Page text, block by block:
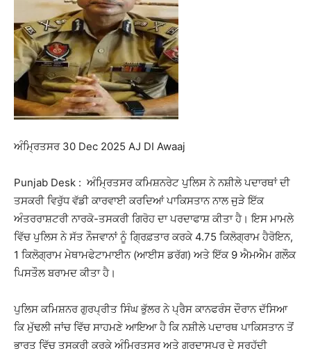
ਅੰਮ੍ਰਿਤਸਰ 30 Dec 2025 AJ DI Awaaj
Punjab Desk : ਅੰਮ੍ਰਿਤਸਰ ਕਮਿਸ਼ਨਰੇਟ ਪੁਲਿਸ ਨੇ ਨਸ਼ੀਲੇ ਪਦਾਰਥਾਂ ਦੀ
ਤਸਕਰੀ ਵਿਰੁੱਧ ਵੱਡੀ ਕਾਰਵਾਈ ਕਰਦਿਆਂ ਪਾਕਿਸਤਾਨ ਨਾਲ ਜੁੜੇ ਇੱਕ
ਅੰਤਰਰਾਸ਼ਟਰੀ ਨਾਰਕੋ-ਤਸਕਰੀ ਗਿਰੋਹ ਦਾ ਪਰਦਾਫਾਸ਼ ਕੀਤਾ ਹੈ। ਇਸ ਮਾਮਲੇ
ਵਿੱਚ ਪੁਲਿਸ ਨੇ ਸੱਤ ਨੌਜਵਾਨਾਂ ਨੂੰ ਗ੍ਰਿਫ਼ਤਾਰ ਕਰਕੇ 4.75 ਕਿਲੋਗ੍ਰਾਮ ਹੈਰੋਇਨ,
1 ਕਿਲੋਗ੍ਰਾਮ ਮੇਥਾਮਫੇਟਾਮਾਈਨ (ਆਈਸ ਡਰੱਗ) ਅਤੇ ਇੱਕ 9 ਐਮਐਮ ਗਲੌਕ
ਪਿਸਤੌਲ ਬਰਾਮਦ ਕੀਤਾ ਹੈ।
ਪੁਲਿਸ ਕਮਿਸ਼ਨਰ ਗੁਰਪ੍ਰੀਤ ਸਿੰਘ ਭੁੱਲਰ ਨੇ ਪ੍ਰੈਸ ਕਾਨਫਰੰਸ ਦੌਰਾਨ ਦੱਸਿਆ
ਕਿ ਮੁੱਢਲੀ ਜਾਂਚ ਵਿੱਚ ਸਾਹਮਣੇ ਆਇਆ ਹੈ ਕਿ ਨਸ਼ੀਲੇ ਪਦਾਰਥ ਪਾਕਿਸਤਾਨ ਤੋਂ
ਭਾਰਤ ਵਿੱਚ ਤਸਕਰੀ ਕਰਕੇ ਅੰਮ੍ਰਿਤਸਰ ਅਤੇ ਗੁਰਦਾਸਪੁਰ ਦੇ ਸਰਹੱਦੀ